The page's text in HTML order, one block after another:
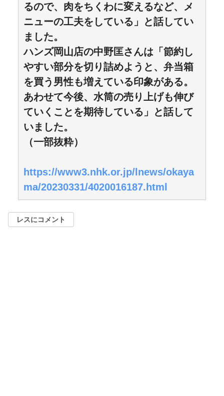
るので、肉をちくわに変えるなど、メ
ニューの工夫をしている」と話してい
ました。
ハンズ岡山店の中野匡さんは「節約し
やすい部分を切り詰めようと、弁当箱
を買う男性も増えている印象がある。
あわせて今後、水筒の売り上げも伸び
ていくことを期待している」と話して
いました。
（一部抜粋）
https://www3.nhk.or.jp/lnews/okaya
ma/20230331/4020016187.html
レスにコメント